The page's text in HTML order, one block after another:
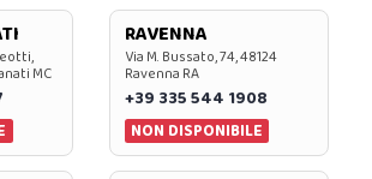
MC
RAVENNA
Via M. Bussato, 74, 48124
Ravenna RA
+39 335 544 1908
NON DISPONIBILE